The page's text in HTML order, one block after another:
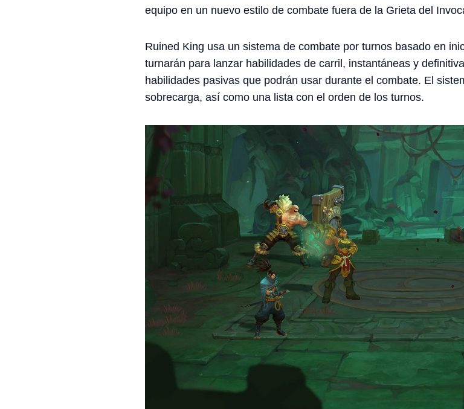
equipo en un nuevo estilo de combate fuera de la Grieta del
Ruined King usa un sistema de combate por turnos basado en
turnarán para lanzar habilidades de carril, instantáneas y
habilidades pasivas que podrán usar durante el combate. El
sobrecarga, así como una lista con el orden de los turnos.